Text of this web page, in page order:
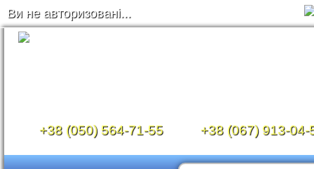
Ви не авторизовані...
+38 (050) 564-71-55 +38 (067) 913-04-